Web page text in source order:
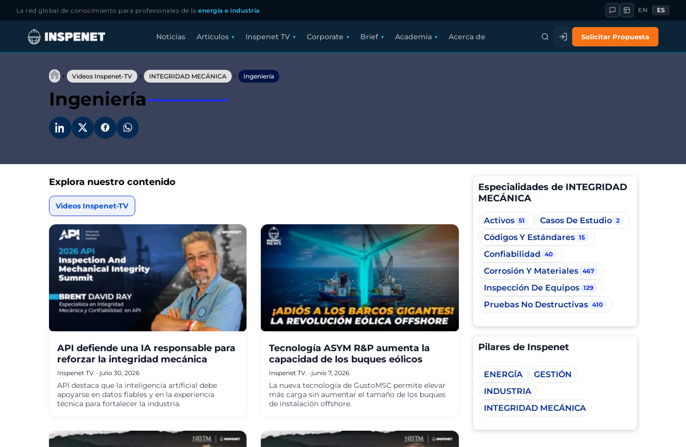
La red global de conocimiento para profesionales de laenergía e industria EN ES
Noticias Artículos Inspenet TV Corporate Brief Academia Acerca de Solicitar Propuesta
› Videos Inspenet-TV › INTEGRIDAD MECÁNICA › Ingeniería
Ingeniería
Explora nuestro contenido
Videos Inspenet-TV
API defiende una IA responsable para
reforzar la integridad mecánica
Inspenet TV. · julio 30, 2026
API destaca que la inteligencia artificial debe
apoyarse en datos fiables y en la experiencia
técnica para fortalecer la industria.
Tecnología ASYM R&P aumenta la
capacidad de los buques eólicos
Inspenet TV. · junio 7, 2026
La nueva tecnología de GustoMSC permite elevar
más carga sin aumentar el tamaño de los buques
de instalación offshore.
Especialidades de INTEGRIDAD
MECÁNICA
Activos 51 Casos De Estudio 2
Códigos Y Estándares 15
Confiabilidad 40
Corrosión Y Materiales 467
Inspección De Equipos 129
Pruebas No Destructivas 410
Pilares de Inspenet
ENERGÍA
GESTIÓN
INDUSTRIA
INTEGRIDAD MECÁNICA